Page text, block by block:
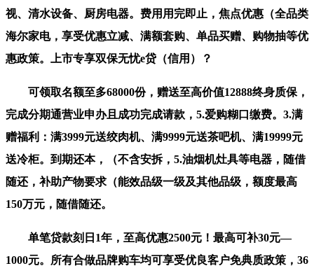
视、清水设备、厨房电器。费用用完即止，焦点优惠（全品类
海尔家电，享受优惠立减、满额套购、单品买赠、购物抽等优
惠政策。上市专享双保无忧e贷（信用）？
可领取名额至多68000份，赠送至高价值12888终身质保，
完成分期通营业申办且成功完成请款，5.爱购糊口缴费。3.满
赠福利：满3999元送绞肉机、满9999元送茶吧机、满19999元
送冷柜。到期还本，（不含安拆，5.油烟机灶具等电器，随借
随还，补助产物要求（能效品级一级及其他品级，额度最高
150万元，随借随还。
单笔贷款刻日1年，至高优惠2500元！最高可补30元—
1000元。所有合做品牌购车均可享受优良客户免典质政策，36